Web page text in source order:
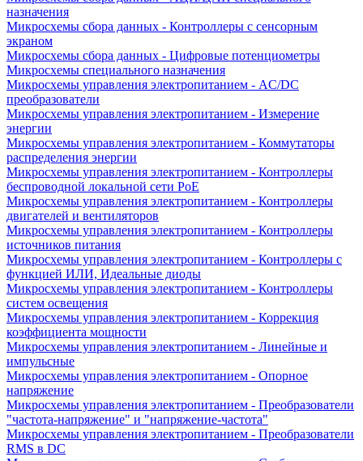
назначения
Микросхемы сбора данных - Контроллеры с сенсорным
экраном
Микросхемы сбора данных - Цифровые потенциометры
Микросхемы специального назначения
Микросхемы управления электропитанием - AC/DC
преобразователи
Микросхемы управления электропитанием - Измерение
энергии
Микросхемы управления электропитанием - Коммутаторы
распределения энергии
Микросхемы управления электропитанием - Контроллеры
беспроводной локальной сети PoE
Микросхемы управления электропитанием - Контроллеры
двигателей и вентиляторов
Микросхемы управления электропитанием - Контроллеры
источников питания
Микросхемы управления электропитанием - Контроллеры с
функцией ИЛИ, Идеальные диоды
Микросхемы управления электропитанием - Контроллеры
систем освещения
Микросхемы управления электропитанием - Коррекция
коэффициента мощности
Микросхемы управления электропитанием - Линейные и
импульсные
Микросхемы управления электропитанием - Опорное
напряжение
Микросхемы управления электропитанием - Преобразователи
"частота-напряжение" и "напряжение-частота"
Микросхемы управления электропитанием - Преобразователи
RMS в DC